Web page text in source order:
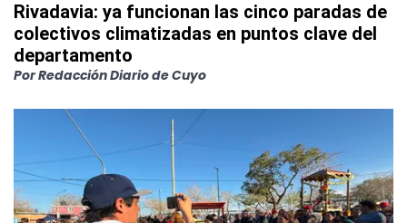
Rivadavia: ya funcionan las cinco paradas de
colectivos climatizadas en puntos clave del
departamento
PorRedacción Diario de Cuyo